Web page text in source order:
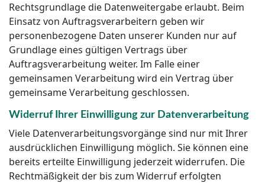
Rechtsgrundlage die Datenweitergabe erlaubt. Beim
Einsatz von Auftragsverarbeitern geben wir
personenbezogene Daten unserer Kunden nur auf
Grundlage eines gültigen Vertrags über
Auftragsverarbeitung weiter. Im Falle einer
gemeinsamen Verarbeitung wird ein Vertrag über
gemeinsame Verarbeitung geschlossen.
Widerruf Ihrer Einwilligung zur Datenverarbeitung
Viele Datenverarbeitungsvorgänge sind nur mit Ihrer
ausdrücklichen Einwilligung möglich. Sie können eine
bereits erteilte Einwilligung jederzeit widerrufen. Die
Rechtmäßigkeit der bis zum Widerruf erfolgten